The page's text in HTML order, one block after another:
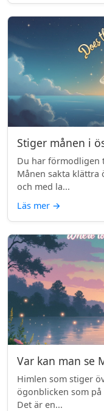
Stiger månen i
Du har förmodligen
Månen sakta klättra
och med la...
Läs mer →
Var kan man se
Himlen som stiger
ögonblicken som
Det är en...